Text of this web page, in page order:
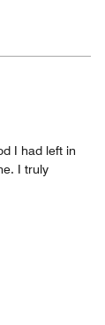
I had left in
I truly